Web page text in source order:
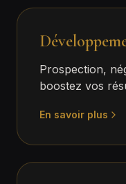
Prospection,
boostez vos
En savoir plus